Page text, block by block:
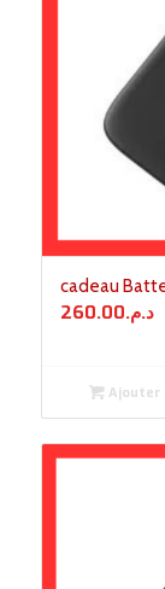
cadeau
د.م.260.00
Ajouter